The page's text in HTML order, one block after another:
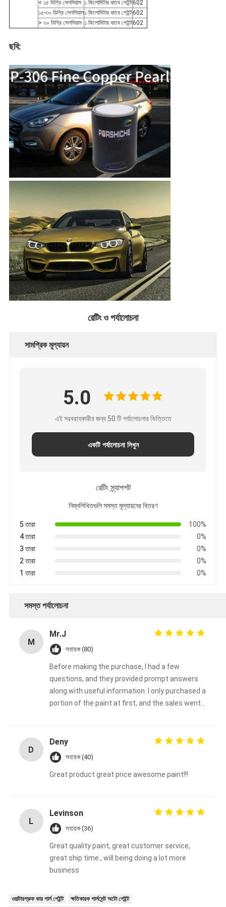
< ১৫ ডিগ্রি সেলসিয়াস ১ কিলোমিটার ধাতব পেইন্ট602
১৫-৩০ ডিগ্রি সেলসিয়াস১ কিলোমিটার ধাতব পেইন্ট602
> ৩০ ডিগ্রি সেলসিয়াস ১ কিলোমিটার ধাতব পেইন্ট602
ছবি:
রেটিং ও পর্যালোচনা
সামগ্রিক মূল্যায়ন
5.0
এই সরবরাহকারীর জন্য 50 টি পর্যালোচনার ভিত্তিতে
একটি পর্যালোচনা লিখুন
রেটিং স্ন্যাপশট
নিম্নলিখিতগুলি সমস্ত মূল্যায়নের বিতরণ
5 তারা
100%
4 তারা
0%
3 তারা
0%
2 তারা
0%
1 তারা
0%
সমস্ত পর্যালোচনা
M
Mr.J
সহায়ক (80)
Before making the purchase, I had a few
questions, and they provided prompt answers
along with useful information. I only purchased a
portion of the paint at first, and the sales went
D
Deny
সহায়ক (40)
Great product great price awesome paint!!!
L
Levinson
সহায়ক (36)
Great quality paint, great customer service,
great ship time., will being doing a lot more
business
ওয়াটারপ্রুফ কার পার্ল পেইন্ট
ক্ষতিকারক পার্লসেন্ট অটো পেইন্ট